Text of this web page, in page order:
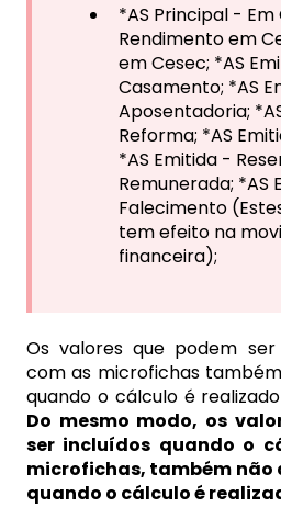
*AS Principal - Em
Rendimento em
em Cesec; *AS
Casamento; *AS
Aposentadoria;
Reforma; *AS
*AS Emitida -
Remunerada; *AS
Falecimento
tem efeito na
financeira);
Os valores que podem
com as microfichas
quando o cálculo é
Do mesmo modo, os
ser incluídos quando o
microfichas, também não
quando o cálculo é